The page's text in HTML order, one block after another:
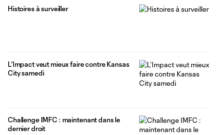
Histoires à surveiller
L’Impact veut mieux faire contre Kansas
City samedi
Challenge IMFC : maintenant dans le
dernier droit